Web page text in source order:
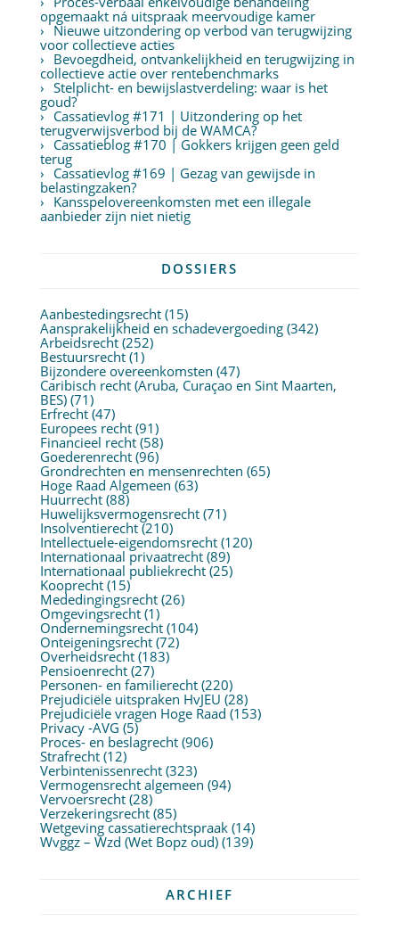
opgemaakt ná uitspraak meervoudige kamer
Nieuwe uitzondering op verbod van terugwijzing
voor collectieve acties
Bevoegdheid, ontvankelijkheid en terugwijzing in
collectieve actie over rentebenchmarks
Stelplicht- en bewijslastverdeling: waar is het
goud?
Cassatievlog #171 | Uitzondering op het
terugverwijsverbod bij de WAMCA?
Cassatieblog #170 | Gokkers krijgen geen geld
terug
Cassatievlog #169 | Gezag van gewijsde in
belastingzaken?
Kansspelovereenkomsten met een illegale
aanbieder zijn niet nietig
DOSSIERS
Aanbestedingsrecht(15)
Aansprakelijkheid en schadevergoeding(342)
Arbeidsrecht(252)
Bestuursrecht(1)
Bijzondere overeenkomsten (47)
Caribisch recht (Aruba, Curaçao en Sint Maarten,
BES)(71)
Erfrecht(47)
Europees recht(91)
Financieel recht(58)
Goederenrecht(96)
Grondrechten en mensenrechten (65)
Hoge Raad Algemeen (63)
Huurrecht(88)
Huwelijksvermogensrecht(71)
Insolventierecht(210)
Intellectuele-eigendomsrecht(120)
Internationaal privaatrecht(89)
Internationaal publiekrecht(25)
Kooprecht(15)
Mededingingsrecht(26)
Omgevingsrecht(1)
Ondernemingsrecht(104)
Onteigeningsrecht(72)
Overheidsrecht(183)
Pensioenrecht(27)
Personen- en familierecht(220)
Prejudiciële uitspraken HvJEU (28)
Prejudiciële vragen Hoge Raad (153)
Privacy -AVG (5)
Proces- en beslagrecht(906)
Strafrecht(12)
Verbintenissenrecht(323)
Vermogensrecht algemeen (94)
Vervoersrecht(28)
Verzekeringsrecht(85)
Wetgeving cassatierechtspraak(14)
Wvggz – Wzd (Wet Bopz oud)(139)
ARCHIEF